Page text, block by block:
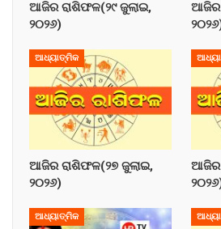
ଆଜିର ରାଶିଫଳ(୨୯ ଜୁଲାଇ,
୨୦୨୬)
ଆଜିର
ଆଧ୍ୟାତ୍ମିକ
ଆଜିର ରାଶିଫଳ(୨୭ ଜୁଲାଇ,
୨୦୨୬)
ଆଜିର
ଆଧ୍ୟାତ୍ମିକ